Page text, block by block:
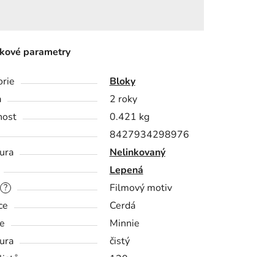
parametry
Bloky
2 roky
0.421 kg
8427934298976
Nelinkovaný
Lepená
?
Filmový motiv
Cerdá
Minnie
čistý